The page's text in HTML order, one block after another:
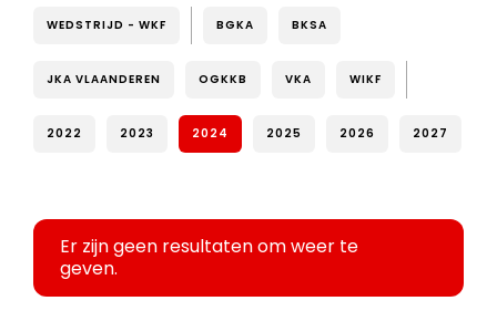
WEDSTRIJD - WKF BGKA BKSA
JKA VLAANDEREN OGKKB VKA WIKF
2022 2023 2024 2025 2026 2027
Er zijn geen resultaten om weer te
geven.